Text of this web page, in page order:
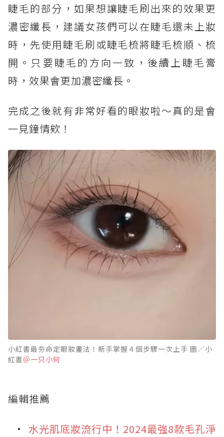
睫毛的部分，如果想讓睫毛刷出來的效果更
濃密纖長，建議女孩們可以在睫毛還未上妝
時，先使用睫毛刷或睫毛梳將睫毛梳順、梳
開。只要睫毛的方向一致，後續上睫毛膏
時，效果會更加濃密纖長。
完成之後就有非常好看的眼妝啦～真的是會
一見鐘情欸！
小紅書最夯命定眼妝畫法！新手掌握４個步驟一次上手 圖／小
紅書＠一只小何
編輯推薦
水光肌底妝流行中！2024最強8款毛孔淨